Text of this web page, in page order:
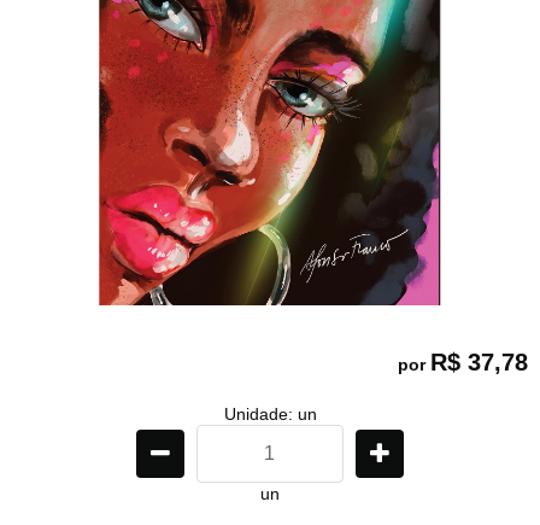
por R$ 37,78
Unidade: un
un